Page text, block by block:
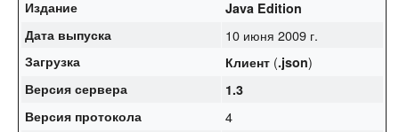
Издание
Java Edition
Дата выпуска
10 июня 2009 г.
Загрузка Клиент (.json)
Версия сервера
1.3
Версия протокола
4